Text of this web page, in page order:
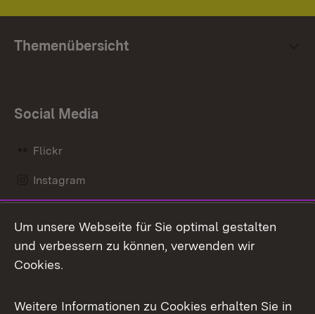
Themenübersicht
Social Media
Flickr
Instagram
Mastodon
Messenger
Social Wall
Um unsere Webseite für Sie optimal gestalten
und verbessern zu können, verwenden wir
Cookies.
Weitere Informationen zu Cookies erhalten Sie in